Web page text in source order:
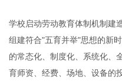
学校启动劳动教育体制机制建
组建符合"五育并举"思想的新
的常态化、制度化、系统化、
育师资、经费、场地、设备的